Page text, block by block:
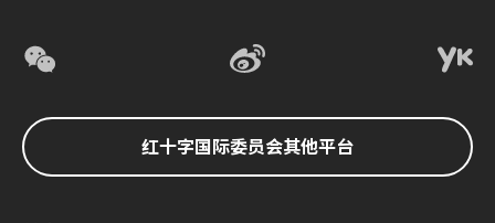
红十字国际委员会其他平台